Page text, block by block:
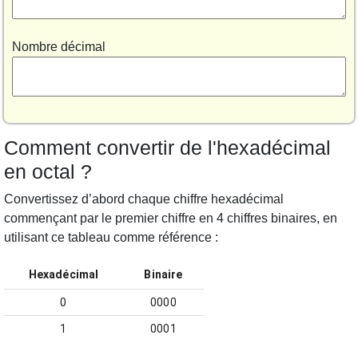
Nombre décimal
Comment convertir de l'hexadécimal
en octal ?
Convertissez d’abord chaque chiffre hexadécimal
commençant par le premier chiffre en 4 chiffres binaires, en
utilisant ce tableau comme référence :
Hexadécimal Binaire
0 0000
1 0001